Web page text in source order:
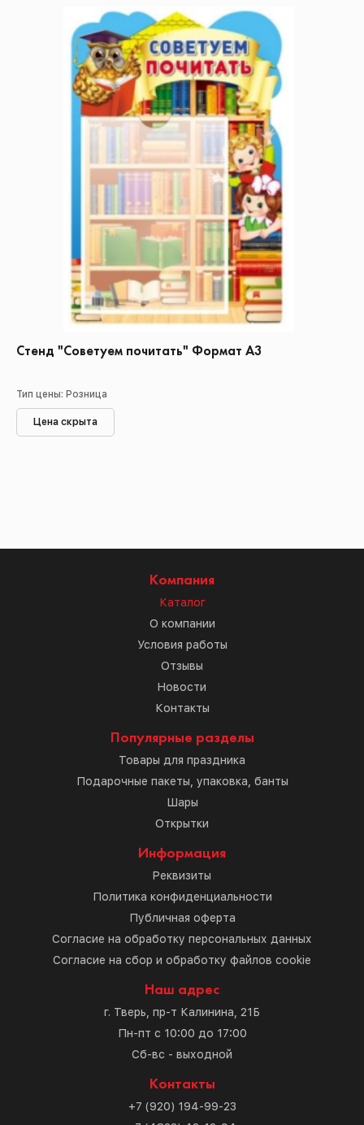
Стенд "Советуем почитать" Формат А3
Тип цены: Розница
Цена скрыта
Компания
Каталог
О компании
Условия работы
Отзывы
Новости
Контакты
Популярные разделы
Товары для праздника
Подарочные пакеты, упаковка, банты
Шары
Открытки
Информация
Реквизиты
Политика конфиденциальности
Публичная оферта
Согласие на обработку персональных данных
Согласие на сбор и обработку файлов cookie
Наш адрес
г. Тверь, пр-т Калинина, 21Б
Пн-пт с 10:00 до 17:00
Сб-вс - выходной
Контакты
+7 (920) 194-99-23